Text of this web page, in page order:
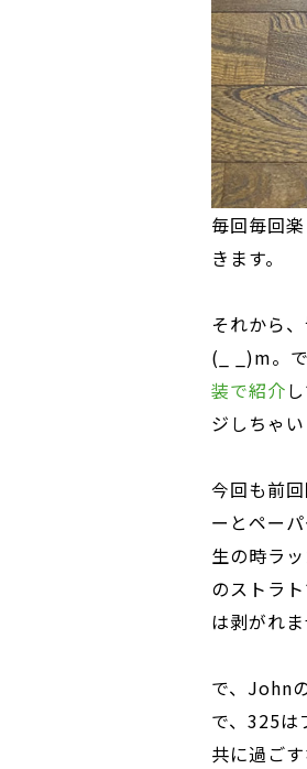
毎回毎回
きます。
それから
(_ _)m。
装で紹介
ジしちゃ
今回も前
ーとペー
生の時ラ
のストラ
は剥がれ
で、John
で、325は
共に過ご